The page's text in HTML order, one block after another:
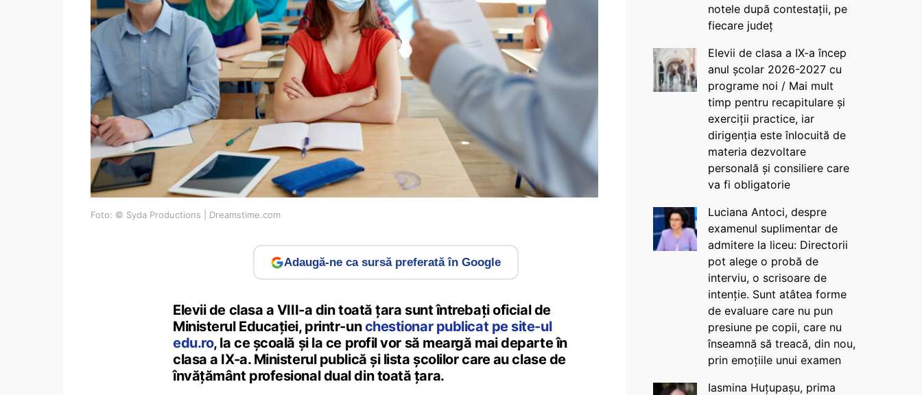
Foto: © Syda Productions | Dreamstime.com
Adaugă-ne ca sursă preferată în Google
Elevii de clasa a VIII-a din toată țara sunt întrebați oficial de
Ministerul Educației, printr-unchestionar publicat pe site-ul
edu.ro, la ce școală și la ce profil vor să meargă mai departe în
clasa a IX-a. Ministerul publică și lista școlilor care au clase de
învățământ profesional dual din toată țara.
notele după contestații, pe
fiecare județ
Elevii de clasa a IX-a încep
anul școlar 2026-2027 cu
programe noi / Mai mult
timp pentru recapitulare și
exerciții practice, iar
dirigenția este înlocuită de
materia dezvoltare
personală și consiliere care
va fi obligatorie
Luciana Antoci, despre
examenul suplimentar de
admitere la liceu: Directorii
pot alege o probă de
interviu, o scrisoare de
intenție. Sunt atâtea forme
de evaluare care nu pun
presiune pe copii, care nu
înseamnă să treacă, din nou,
prin emoțiile unui examen
Iasmina Huțupașu, prima